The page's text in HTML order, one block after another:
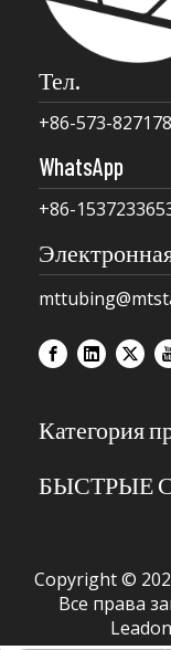
Тел.
+86-573-
WhatsApp
+86-
Категория
БЫСТРЫЕ
Copyright ©
Все права